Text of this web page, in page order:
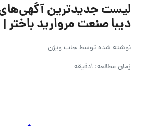
لیست جدیدترین
دیبا صنعت مروارید باختر | ۱۷ تیر ۱۴۰۵
نوشته شده توسطجاب ویژن
زمان مطالعه: 1دقیقه